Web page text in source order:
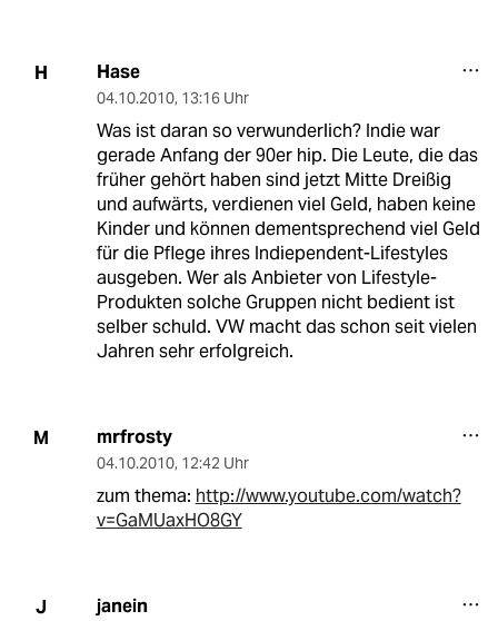
H Hase
04.10.2010, 13:16 Uhr
Was ist daran so verwunderlich? Indie war
gerade Anfang der 90er hip. Die Leute, die das
früher gehört haben sind jetzt Mitte Dreißig
und aufwärts, verdienen viel Geld, haben keine
Kinder und können dementsprechend viel Geld
für die Pflege ihres Indiependent-Lifestyles
ausgeben. Wer als Anbieter von Lifestyle-
Produkten solche Gruppen nicht bedient ist
selber schuld. VW macht das schon seit vielen
Jahren sehr erfolgreich.
M mrfrosty
04.10.2010, 12:42 Uhr
zum thema: http://www.youtube.com/watch?
v=GaMUaxHO8GY
J janein